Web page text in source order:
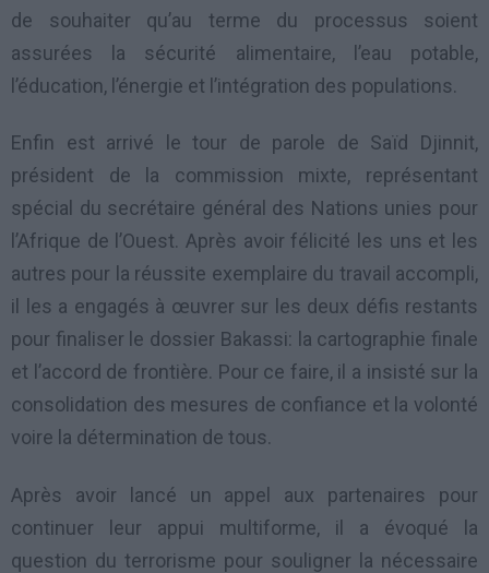
de souhaiter qu’au terme du processus soient
assurées la sécurité alimentaire, l’eau potable,
l’éducation, l’énergie et l’intégration des populations.
Enfin est arrivé le tour de parole de Saïd Djinnit,
président de la commission mixte, représentant
spécial du secrétaire général des Nations unies pour
l’Afrique de l’Ouest. Après avoir félicité les uns et les
autres pour la réussite exemplaire du travail accompli,
il les a engagés à œuvrer sur les deux défis restants
pour finaliser le dossier Bakassi: la cartographie finale
et l’accord de frontière. Pour ce faire, il a insisté sur la
consolidation des mesures de confiance et la volonté
voire la détermination de tous.
Après avoir lancé un appel aux partenaires pour
continuer leur appui multiforme, il a évoqué la
question du terrorisme pour souligner la nécessaire